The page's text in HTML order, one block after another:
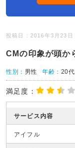
投稿日：2016年3月23日
CMの印象が頭か
性別： 男性 年齢： 20代
満足度：
サービス内容
アイフル